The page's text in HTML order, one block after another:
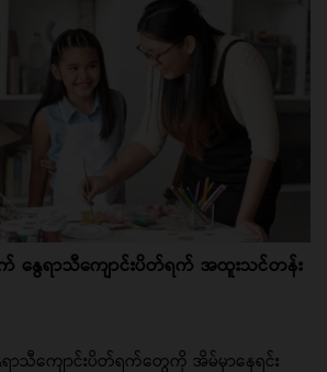
ေရာသီကျောင်းပိတ်ရက် အထူးသင်တန်း
ရာသီကျောင်းပိတ်ရက်တွေကို အိမ်မှာနေရင်း